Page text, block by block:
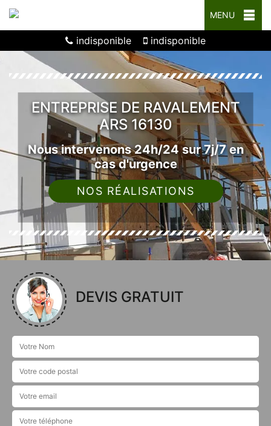
MENU
indisponible indisponible
ENTREPRISE DE RAVALEMENT
ARS 16130
Nous intervenons 24h/24 sur 7j/7 en
cas d'urgence
NOS RÉALISATIONS
DEVIS GRATUIT